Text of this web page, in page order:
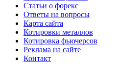
Статьи о форекс
Ответы на вопросы
Карта сайта
Котировки металлов
Котировка фьючерсов
Реклама на сайте
Контакт